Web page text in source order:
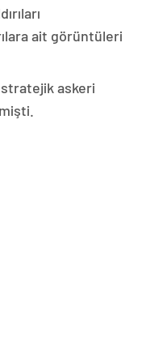
ait görüntüleri
stratejik askeri